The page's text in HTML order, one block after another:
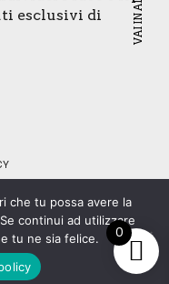
esclu­si­vi di
VAI IN ALTO
- C.F. 92073430461 -
0
che tu possa avere la
continui ad utilizzare
tu ne sia felice.